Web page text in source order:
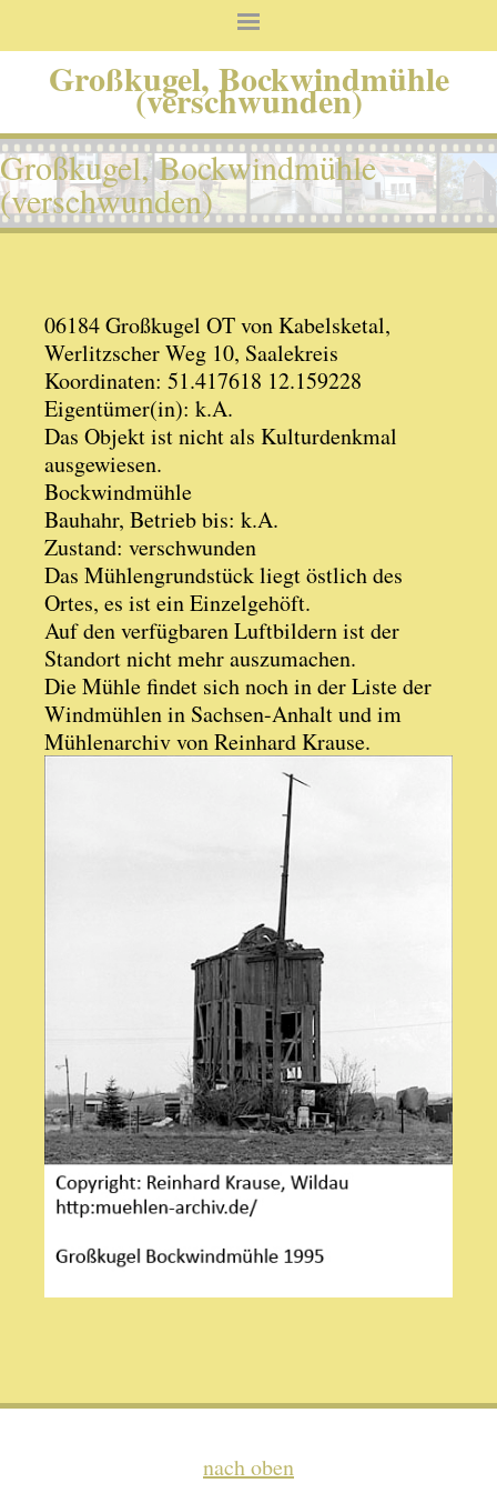
Großkugel, Bockwindmühle
(verschwunden)
Großkugel, Bockwindmühle
(verschwunden)
06184 Großkugel OT von Kabelsketal,
Werlitzscher Weg 10, Saalekreis
Koordinaten: 51.417618 12.159228
Eigentümer(in): k.A.
Das Objekt ist nicht als Kulturdenkmal
ausgewiesen.
Bockwindmühle
Bauhahr, Betrieb bis: k.A.
Zustand: verschwunden
Das Mühlengrundstück liegt östlich des
Ortes, es ist ein Einzelgehöft.
Auf den verfügbaren Luftbildern ist der
Standort nicht mehr auszumachen.
Die Mühle findet sich noch in der Liste der
Windmühlen in Sachsen-Anhalt und im
Mühlenarchiv von Reinhard Krause.
nach oben